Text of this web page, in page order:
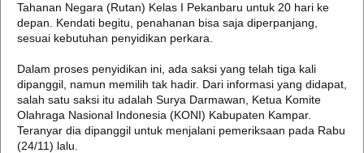
Tahanan Negara (Rutan) Kelas I Pekanbaru untuk 20 hari ke
depan. Kendati begitu, penahanan bisa saja diperpanjang,
sesuai kebutuhan penyidikan perkara.
Dalam proses penyidikan ini, ada saksi yang telah tiga kali
dipanggil, namun memilih tak hadir. Dari informasi yang didapat,
salah satu saksi itu adalah Surya Darmawan, Ketua Komite
Olahraga Nasional Indonesia (KONI) Kabupaten Kampar.
Teranyar dia dipanggil untuk menjalani pemeriksaan pada Rabu
(24/11) lalu.